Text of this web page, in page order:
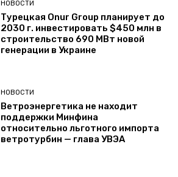
НОВОСТИ
Турецкая Onur Group планирует до
2030 г. инвестировать $450 млн в
строительство 690 МВт новой
генерации в Украине
НОВОСТИ
Ветроэнергетика не находит
поддержки Минфина
относительно льготного импорта
ветротурбин — глава УВЭА